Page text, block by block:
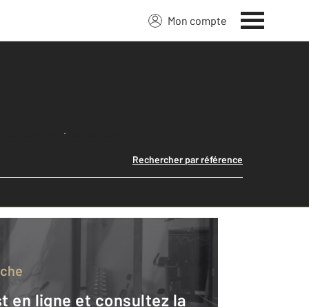
Mon compte
Lancer ma recherche
Rechercher par référence